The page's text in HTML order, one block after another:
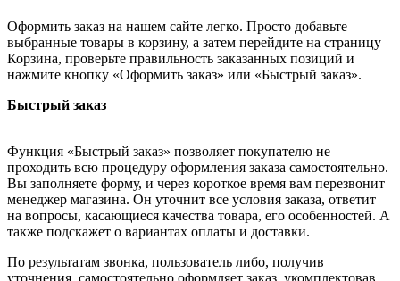
Оформить заказ на нашем сайте легко. Просто добавьте
выбранные товары в корзину, а затем перейдите на страницу
Корзина, проверьте правильность заказанных позиций и
нажмите кнопку «Оформить заказ» или «Быстрый заказ».
Быстрый заказ
Функция «Быстрый заказ» позволяет покупателю не
проходить всю процедуру оформления заказа самостоятельно.
Вы заполняете форму, и через короткое время вам перезвонит
менеджер магазина. Он уточнит все условия заказа, ответит
на вопросы, касающиеся качества товара, его особенностей. А
также подскажет о вариантах оплаты и доставки.
По результатам звонка, пользователь либо, получив
уточнения, самостоятельно оформляет заказ, укомплектовав